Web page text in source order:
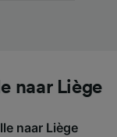
naar Liège
naar Liège